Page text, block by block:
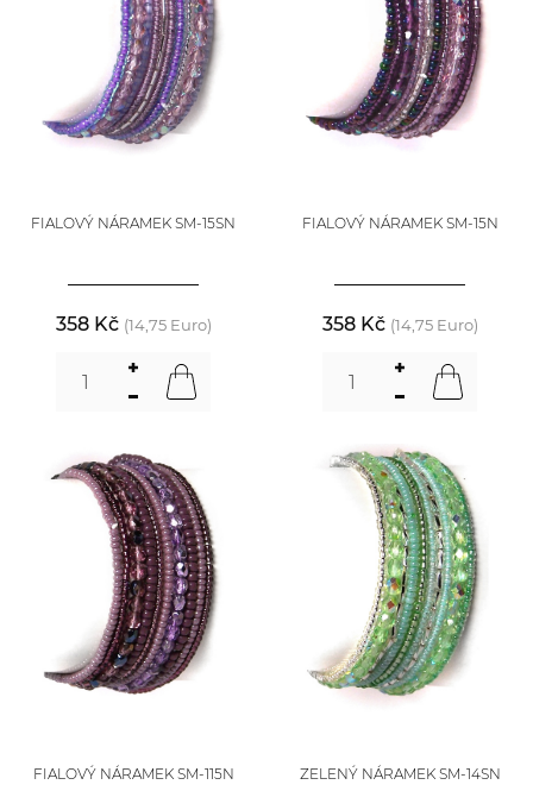
FIALOVÝ NÁRAMEK SM-15SN
358 Kč (14,75 Euro)
FIALOVÝ NÁRAMEK SM-15N
358 Kč (14,75 Euro)
FIALOVÝ NÁRAMEK SM-115N ZELENÝ NÁRAMEK SM-14SN